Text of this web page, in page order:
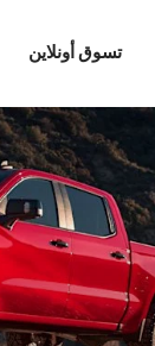
تسوق أونلاين